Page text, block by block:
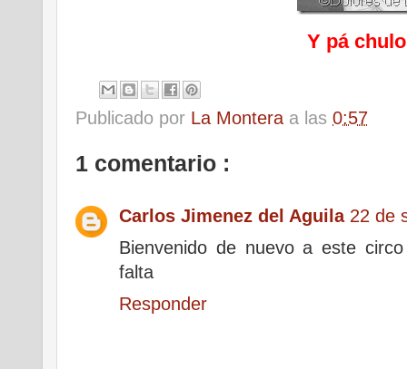
Y pá
Publicado por La Montera a las 0:57
1 comentario :
Carlos Jimenez del Aguila 22 de
Bienvenido de nuevo a este
falta
Responder